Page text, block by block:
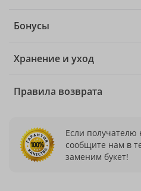
Бонусы
Хранение и уход
Правила возврата
Если получателю
сообщите нам в
заменим букет!